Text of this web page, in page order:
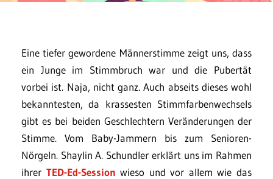
Eine tiefer gewordene Männerstimme zeigt uns, dass
ein Junge im Stimmbruch war und die Pubertät
vorbei ist. Naja, nicht ganz. Auch abseits dieses wohl
bekanntesten, da krassesten Stimmfarbenwechsels
gibt es bei beiden Geschlechtern Veränderungen der
Stimme. Vom Baby-Jammern bis zum Senioren-
Nörgeln. Shaylin A. Schundler erklärt uns im Rahmen
ihrer TED-Ed-Session wieso und vor allem wie das